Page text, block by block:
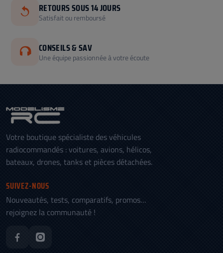
RETOURS SOUS 14 JOURS
Satisfait ou remboursé
CONSEILS & SAV
Une équipe passionnée à votre écoute
Votre boutique spécialiste des véhicules
radiocommandés : voitures, avions, hélicos,
bateaux, drones, tanks et pièces détachées.
SUIVEZ-NOUS
Nouveautés, tests, comparatifs, promos…
rejoignez la communauté !